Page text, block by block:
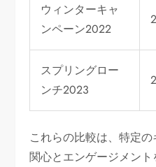
ウィンターキャ
ンペーン2022
スプリングロー
ンチ2023
これらの比較は、特定
関心とエンゲージメン